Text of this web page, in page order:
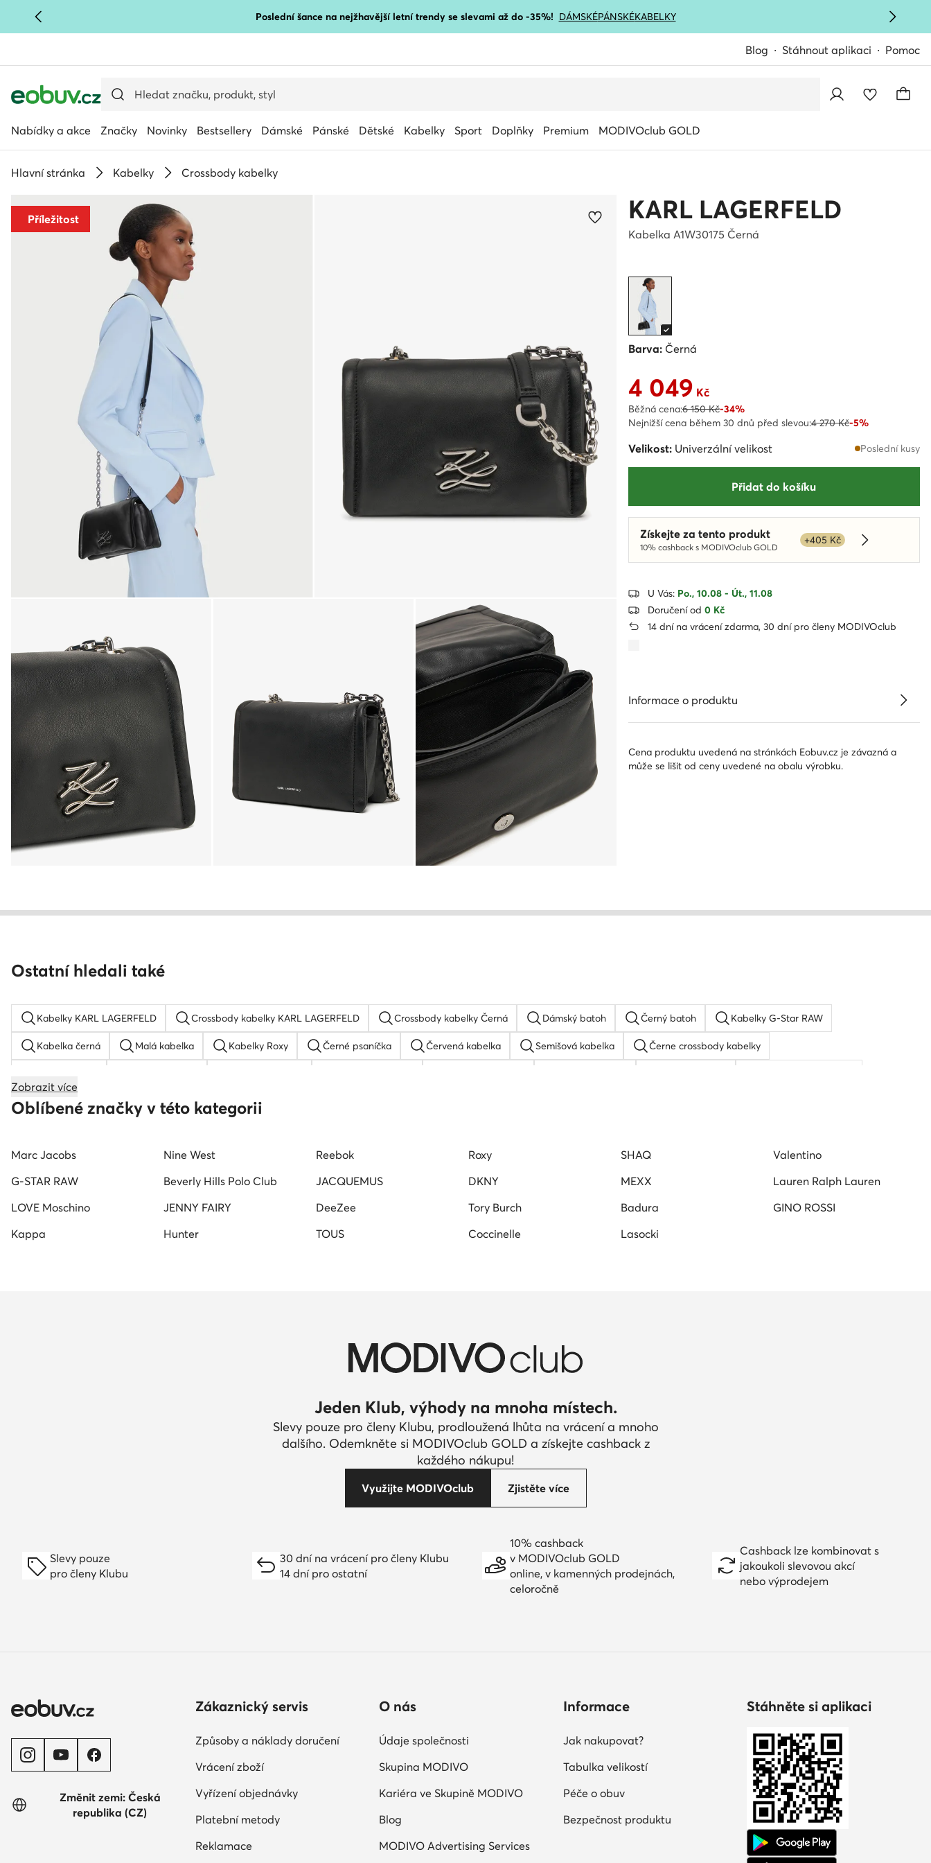
PŘEJÍT NA HLAVNÍ OBSAH Poslední šance na nejžhavější letní trendy se slevami až do -35%! DÁMSKÉPÁNSKÉKABELKY
Blog Stáhnout aplikaci Pomoc
Nabídky a akce Značky Novinky Bestsellery Dámské Pánské Dětské Kabelky Sport Doplňky Premium MODIVOclub GOLD
Hlavní stránka Kabelky Crossbody kabelky
Příležitost KARL LAGERFELD
Kabelka A1W30175 Černá
Barva:Černá
Aktuální cena 4 049 Kč
4 049 Kč
Běžná cena:6 150 Kč-34%
Nejnižší cena během 30 dnů před slevou:4 270 Kč-5%
Velikost: Univerzální velikost Poslední kusy
Přidat do košíku
Získejte za tento produkt
10% cashback s MODIVOclub GOLD
+405 Kč
Dowiedz się
U Vás: Po., 10.08 - Út., 11.08
Doručení od 0 Kč
14 dní na vrácení zdarma, 30 dní pro členy MODIVOclub
Informace o produktu
Cena produktu uvedená na stránkách Eobuv.cz je závazná a
může se lišit od ceny uvedené na obalu výrobku.
Ostatní hledali také
Kabelky KARL LAGERFELD Crossbody kabelky KARL LAGERFELD Crossbody kabelky Černá Dámský batoh Černý batoh Kabelky G-Star RAW
Kabelka černá Malá kabelka Kabelky Roxy Černé psaníčka Červená kabelka Semišová kabelka Černe crossbody kabelky
Béžová kabelka Zlaté psaníčko Kabelky JENNY FAIRY
Zobrazit více
Oblíbené značky v této kategorii
Marc Jacobs Nine West Reebok Roxy SHAQ
Valentino
G-STAR RAW
Beverly Hills Polo Club JACQUEMUS DKNY MEXX
Lauren Ralph Lauren
LOVE Moschino
JENNY FAIRY DeeZee Tory Burch Badura
GINO ROSSI
Kappa
Hunter TOUS Coccinelle Lasocki
Jeden Klub, výhody na mnoha místech.
Slevy pouze pro členy Klubu, prodloužená lhůta na vrácení a mnoho
dalšího. Odemkněte si MODIVOclub GOLD a získejte cashback z
každého nákupu!
Využijte MODIVOclub Zjistěte více
Slevy pouze
pro členy Klubu
30 dní na vrácení pro členy Klubu
14 dní pro ostatní
10% cashback
v MODIVOclub GOLD
online, v kamenných prodejnách,
celoročně
Cashback lze kombinovat s
jakoukoli slevovou akcí
nebo výprodejem
Změnit zemi: Česká
republika (CZ)
Zákaznický servis
Způsoby a náklady doručení
Vrácení zboží
Vyřízení objednávky
Platební metody
Reklamace
O nás
Údaje společnosti
Skupina MODIVO
Kariéra ve Skupině MODIVO
Blog
MODIVO Advertising Services
Informace
Jak nakupovat?
Tabulka velikostí
Péče o obuv
Bezpečnost produktu
Stáhněte si aplikaci